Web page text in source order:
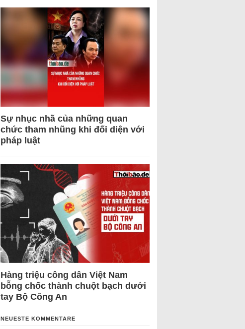
Sự nhục nhã của những quan
chức tham nhũng khi đối diện với
pháp luật
Hàng triệu công dân Việt Nam
bỗng chốc thành chuột bạch dưới
tay Bộ Công An
NEUESTE KOMMENTARE